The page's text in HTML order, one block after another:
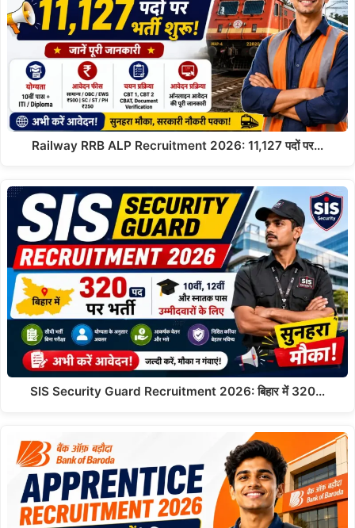
Railway RRB ALP Recruitment 2026: 11,127 पदों पर…
SIS Security Guard Recruitment 2026: बिहार में 320…